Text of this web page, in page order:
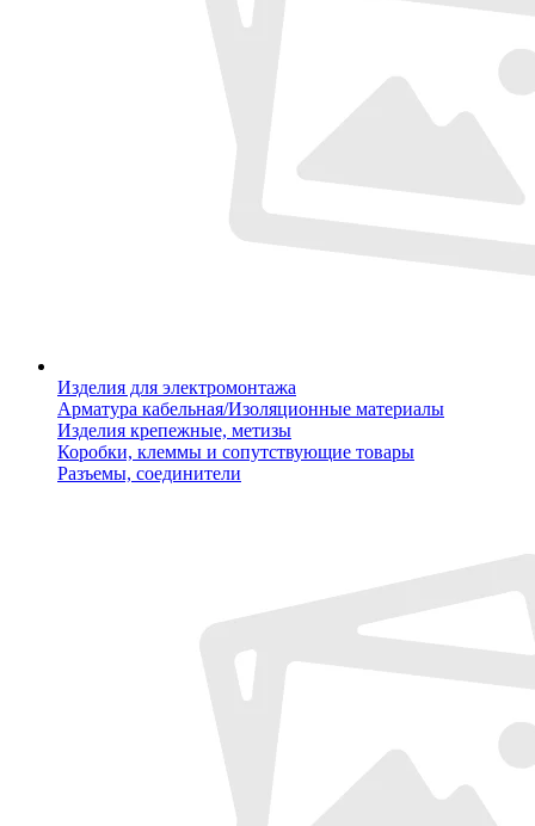
Изделия для электромонтажа
Арматура кабельная/Изоляционные материалы
Изделия крепежные, метизы
Коробки, клеммы и сопутствующие товары
Разъемы, соединители